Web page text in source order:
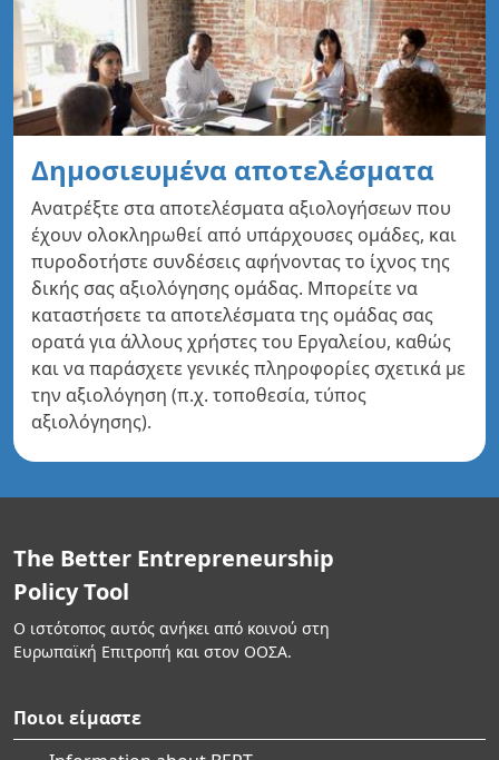
Δημοσιευμένα αποτελέσματα
Ανατρέξτε στα αποτελέσματα αξιολογήσεων που
έχουν ολοκληρωθεί από υπάρχουσες ομάδες, και
πυροδοτήστε συνδέσεις αφήνοντας το ίχνος της
δικής σας αξιολόγησης ομάδας. Μπορείτε να
καταστήσετε τα αποτελέσματα της ομάδας σας
ορατά για άλλους χρήστες του Εργαλείου, καθώς
και να παράσχετε γενικές πληροφορίες σχετικά με
την αξιολόγηση (π.χ. τοποθεσία, τύπος
αξιολόγησης).
The Better Entrepreneurship
Policy Tool
Ο ιστότοπος αυτός ανήκει από κοινού στη
Ευρωπαϊκή Επιτροπή και στον ΟΟΣΑ.
Ποιοι είμαστε